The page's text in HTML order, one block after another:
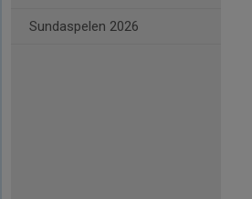
Sundaspelen 2026